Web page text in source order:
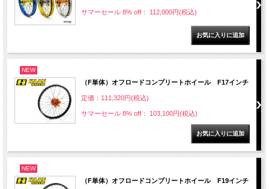
サマーセール 8% off： 112,000円(税込)
NEW
（F単体）オフロードコンプリートホイール F17インチ
定価：111,320円(税込)
サマーセール 8% off： 103,100円(税込)
NEW
（F単体）オフロードコンプリートホイール F19インチ